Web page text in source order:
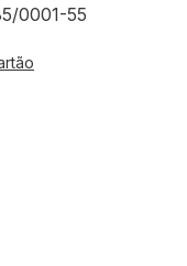
0001-55